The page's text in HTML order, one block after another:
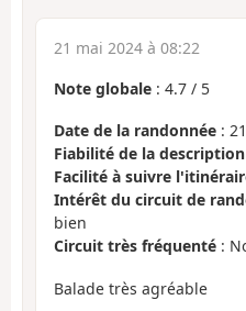
21 mai 2024 à 08:22
Note globale : 4.7 / 5
Date de la randonnée :
Fiabilité de la description
Facilité à suivre
Intérêt du circuit de
bien
Circuit très fréquenté :
Balade très agréable